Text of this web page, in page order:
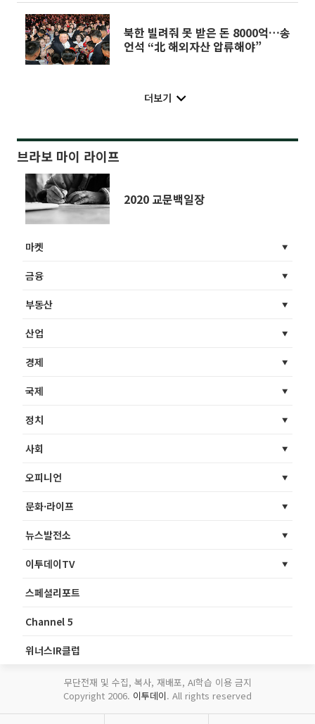
북한 빌려줘 못 받은 돈 8000억…송
언석 “北 해외자산 압류해야”
더보기
브라보 마이 라이프
2020 교문백일장
마켓
금융
부동산
산업
경제
국제
정치
사회
오피니언
문화·라이프
뉴스발전소
이투데이TV
스페셜리포트
Channel 5
위너스IR클럽
무단전재 및 수집, 복사, 재배포, AI학습 이용 금지
Copyright 2006. 이투데이. All rights reserved